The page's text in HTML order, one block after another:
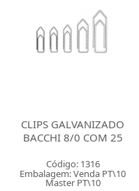
CLIPS GALVANIZADO
BACCHI 8/0 COM 25
Código: 1316
Embalagem: Venda PT\10
Master PT\10